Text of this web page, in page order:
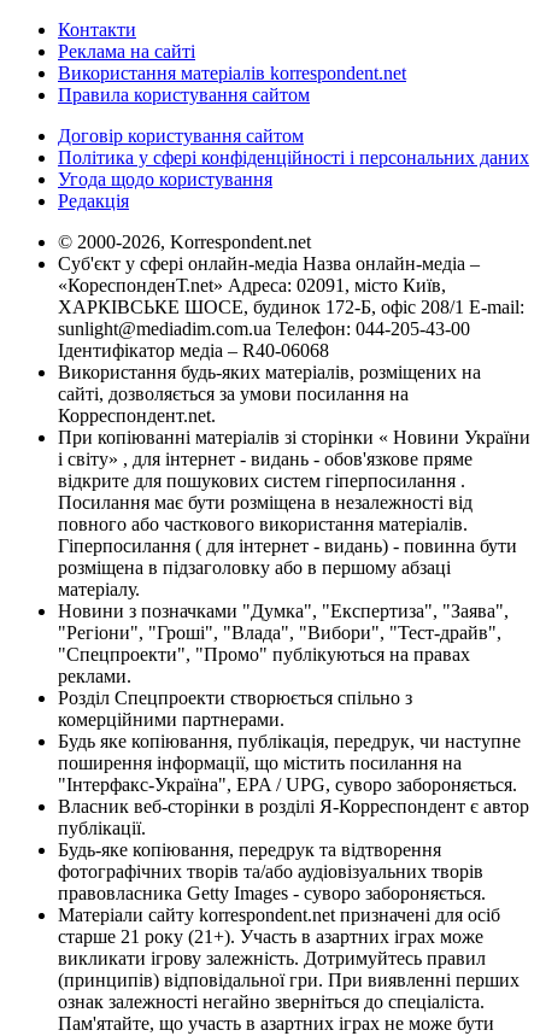
Контакти
Реклама на сайті
Використання матеріалів korrespondent.net
Правила користування сайтом
Договір користування сайтом
Політика у сфері конфіденційності і персональних даних
Угода щодо користування
Редакція
© 2000-2026, Korrespondent.net
Суб'єкт у сфері онлайн-медіа Назва онлайн-медіа –
«КореспонденТ.net» Адреса: 02091, місто Київ,
ХАРКІВСЬКЕ ШОСЕ, будинок 172-Б, офіс 208/1 E-mail:
sunlight@mediadim.com.ua Телефон: 044-205-43-00
Ідентифікатор медіа – R40-06068
Використання будь-яких матеріалів, розміщених на
сайті, дозволяється за умови посилання на
Корреспондент.net.
При копіюванні матеріалів зі сторінки « Новини України
і світу» , для інтернет - видань - обов'язкове пряме
відкрите для пошукових систем гіперпосилання .
Посилання має бути розміщена в незалежності від
повного або часткового використання матеріалів.
Гіперпосилання ( для інтернет - видань) - повинна бути
розміщена в підзаголовку або в першому абзаці
матеріалу.
Новини з позначками "Думка", "Експертиза", "Заява",
"Регіони", "Гроші", "Влада", "Вибори", "Тест-драйв",
"Спецпроекти", "Промо" публікуються на правах
реклами.
Розділ Спецпроекти створюється спільно з
комерційними партнерами.
Будь яке копіювання, публікація, передрук, чи наступне
поширення інформації, що містить посилання на
"Інтерфакс-Україна", EPA / UPG, суворо забороняється.
Власник веб-сторінки в розділі Я-Корреспондент є автор
публікації.
Будь-яке копіювання, передрук та відтворення
фотографічних творів та/або аудіовізуальних творів
правовласника Getty Images - суворо забороняється.
Матеріали сайту korrespondent.net призначені для осіб
старше 21 року (21+). Участь в азартних іграх може
викликати ігрову залежність. Дотримуйтесь правил
(принципів) відповідальної гри. При виявленні перших
ознак залежності негайно зверніться до спеціаліста.
Пам'ятайте, що участь в азартних іграх не може бути